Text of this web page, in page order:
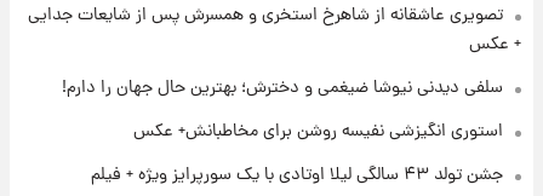
جهانی در آمریکا + فیلم
برای اولین بار؛ انتشار تصاویری از رهبر جدید
تصویری عاشقانه از شاهرخ استخری و همسرش پس از شایعات جدایی
+ عکس
سلفی دیدنی نیوشا ضیغمی و دخترش؛ بهترین حال جهان را دارم!
استوری انگیزشی نفیسه روشن برای مخاطبانش+ عکس
جشن تولد ۴۳ سالگی لیلا اوتادی با یک سورپرایز ویژه + فیلم